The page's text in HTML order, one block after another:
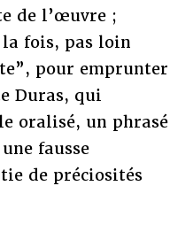
de l’œuvre ;
fois, pas loin
pour emprunter
Duras, qui
oralisé, un phrasé
fausse
de préciosités